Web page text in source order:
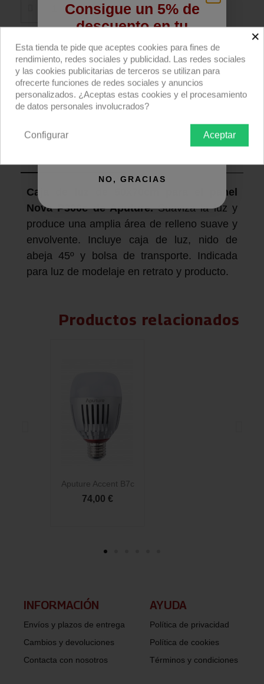
Añadir al carrito
Compra ahora
Nova P300c de Aputure.
Caja de luz de 50x70cm para el panel
Nova P300c de Aputure.Suaviza la luz y
produce una amplia área de relleno suave y
envolvente. Incluye caja de luz, nido de
abeja 45º y bolsa de transporte. Indicada
para luz de modelaje en retrato y producto.
Productos relacionados
Aputure Accent B7c
74,00 €
INFORMACIÓN​
Envíos y plazos de entrega
Cambios y devoluciones
Contacta con nosotros
AYUDA
Política de privacidad
Política de cookies
Términos y condiciones
×
Esta tienda te pide que aceptes cookies para fines de
rendimiento, redes sociales y publicidad. Las redes sociales
y las cookies publicitarias de terceros se utilizan para
ofrecerte funciones de redes sociales y anuncios
personalizados. ¿Aceptas estas cookies y el procesamiento
de datos personales involucrados?
Aceptar
Configurar
Consigue un 5% de
descuento en tu
primera compra
Regístrate para recibir el descuento.
Email
NO, GRACIAS